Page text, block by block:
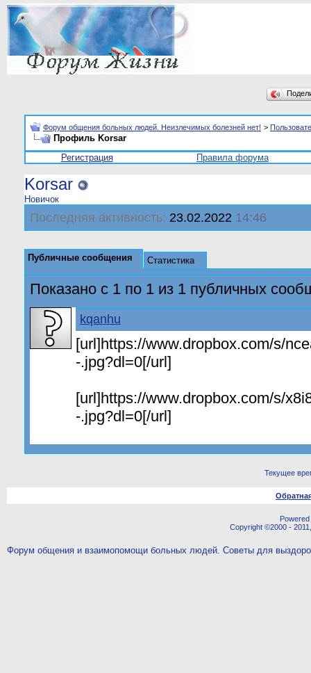
Форум общения больных людей. Неизлечимых болезней нет! >
Профиль Korsar
Регистрация
Правила форума
Korsar
Новичок
Последняя активность: 23.02.2022 14:46
Публичные сообщения Статистика
Показано с 1 по 1 из 1 публичных
kqanhu
[url]https://www.dropbox.com/s/
-.jpg?dl=0[/url]
[url]https://www.dropbox.com/s/
-.jpg?dl=0[/url]
Текущее
Copyright ©2000 -
Форум общения и взаимопомощи больных людей. Советы для